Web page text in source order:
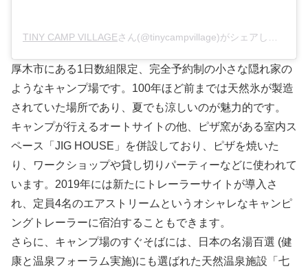
TINY CAMP VILLAGEさん(@tinycampvillage)がシェアした投稿 –
厚木市にある1日数組限定、完全予約制の小さな隠れ家の
ようなキャンプ場です。100年ほど前までは天然氷が製造
されていた場所であり、夏でも涼しいのが魅力的です。
キャンプが行えるオートサイトの他、ピザ窯がある室内ス
ペース「JIG HOUSE」を併設しており、ピザを焼いた
り、ワークショップや貸し切りパーティーなどに使われて
います。2019年には新たにトレーラーサイトが導入さ
れ、定員4名のエアストリームというオシャレなキャンピ
ングトレーラーに宿泊することもできます。
さらに、キャンプ場のすぐそばには、日本の名湯百選 (健
康と温泉フォーラム実施)にも選ばれた天然温泉施設「七